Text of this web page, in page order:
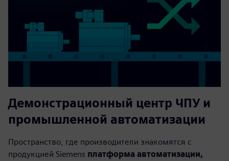
Демонстрационный центр ЧПУ и
промышленной автоматизации
Пространство, где производители знакомятся с
продукцией Siemens платформа автоматизации,